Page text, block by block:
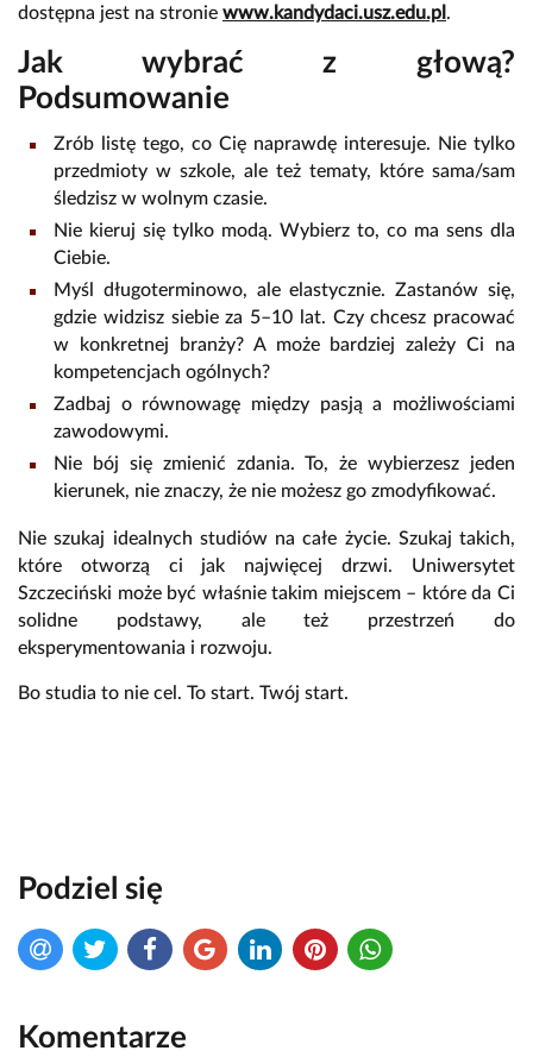
dostępna jest na stronie www.kandydaci.usz.edu.pl .
Jak wybrać z głową?
Podsumowanie
Zrób listę tego, co Cię naprawdę interesuje. Nie tylko
przedmioty w szkole, ale też tematy, które sama/sam
śledzisz w wolnym czasie.
Nie kieruj się tylko modą. Wybierz to, co ma sens dla
Ciebie.
Myśl długoterminowo, ale elastycznie. Zastanów się,
gdzie widzisz siebie za 5–10 lat. Czy chcesz pracować
w konkretnej branży? A może bardziej zależy Ci na
kompetencjach ogólnych?
Zadbaj o równowagę między pasją a możliwościami
zawodowymi.
Nie bój się zmienić zdania. To, że wybierzesz jeden
kierunek, nie znaczy, że nie możesz go zmodyfikować.
Nie szukaj idealnych studiów na całe życie. Szukaj takich,
które otworzą ci jak najwięcej drzwi. Uniwersytet
Szczeciński może być właśnie takim miejscem – które da Ci
solidne podstawy, ale też przestrzeń do
eksperymentowania i rozwoju.
Bo studia to nie cel. To start. Twój start.
Podziel się
Komentarze